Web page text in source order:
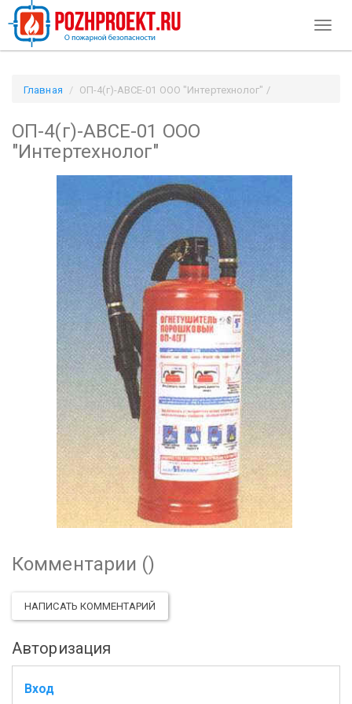
Главная
ОП-4(г)-АВСЕ-01 ООО "Интертехнолог" /
ОП-4(г)-АВСЕ-01 ООО
"Интертехнолог"
Комментарии ()
НАПИСАТЬ КОММЕНТАРИЙ
Авторизация
Вход